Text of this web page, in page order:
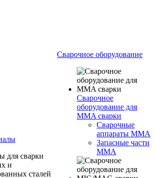
Сварочное оборудование
Сварочное
оборудование для
MMA сварки
Сварочные
аппараты MMA
Запасные части
MMA